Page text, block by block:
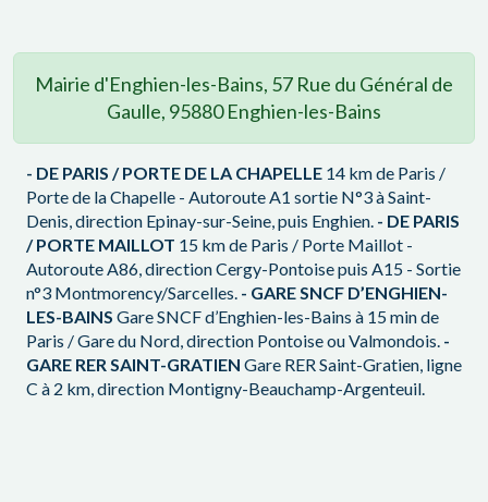
Mairie d'Enghien-les-Bains, 57 Rue du Général de
Gaulle, 95880 Enghien-les-Bains
- DE PARIS / PORTE DE LA CHAPELLE 14 km de Paris /
Porte de la Chapelle - Autoroute A1 sortie N°3 à Saint-
Denis, direction Epinay-sur-Seine, puis Enghien. - DE PARIS
/ PORTE MAILLOT 15 km de Paris / Porte Maillot -
Autoroute A86, direction Cergy-Pontoise puis A15 - Sortie
n°3 Montmorency/Sarcelles. - GARE SNCF D’ENGHIEN-
LES-BAINS Gare SNCF d’Enghien-les-Bains à 15 min de
Paris / Gare du Nord, direction Pontoise ou Valmondois. -
GARE RER SAINT-GRATIEN Gare RER Saint-Gratien, ligne
C à 2 km, direction Montigny-Beauchamp-Argenteuil.